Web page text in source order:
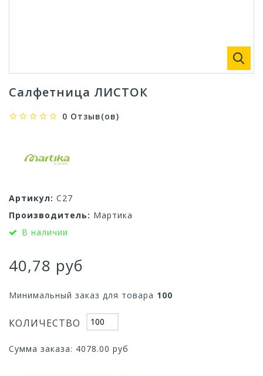
Салфетница ЛИСТОК
0 Отзыв(ов)
Артикул: С27
Производитель: Мартика
В наличии
40,78 руб
Минимальный заказ для товара 100
КОЛИЧЕСТВО
Сумма заказа: 4078.00 руб